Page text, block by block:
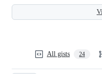
All gists 24